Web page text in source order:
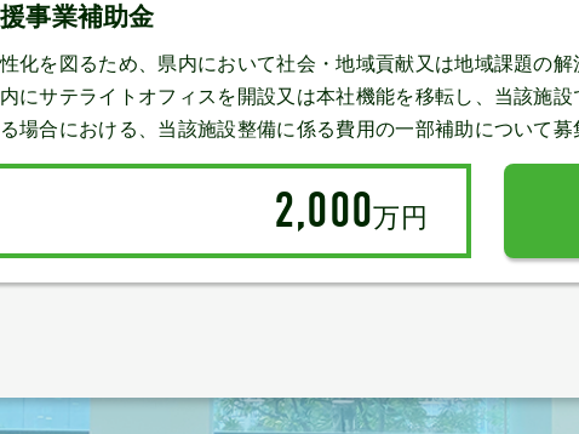
事業補助金
化を図るため、県内において社会・地域貢献又は地域課題の
にサテライトオフィスを開設又は本社機能を移転し、当該施
場合における、当該施設整備に係る費用の一部補助について募
2,000万円